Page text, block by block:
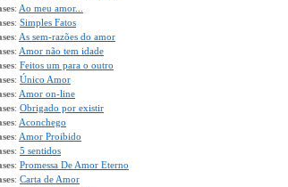
: Ao meu amor...
: Simples Fatos
: As sem-razões do amor
: Amor não tem idade
: Feitos um para o outro
: Único Amor
: Amor on-line
: Obrigado por existir
: Aconchego
: Amor Proibido
: 5 sentidos
: Promessa De Amor Eterno
: Carta de Amor